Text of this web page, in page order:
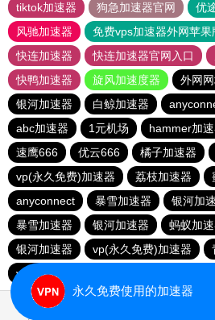
tiktok加速器
狗急加速器官网
优
风驰加速器
免费vps加速器外网苹果
快连加速器
快连加速器官网入口
快鸭加速器
旋风加速度器 外网
银河加速器
白鲸加速器
abc加速器
1元机场 hammer加
速鹰666
优云666 橘子加速器
vp(永久免费)加速器
荔枝加速器
anyconnect
暴雪加速器 银河加
暴雪加速器
银河加速器 蚂蚁加
银河加速器
vp(永久免费)加速器
veee加速器
永久免费使用的加速器